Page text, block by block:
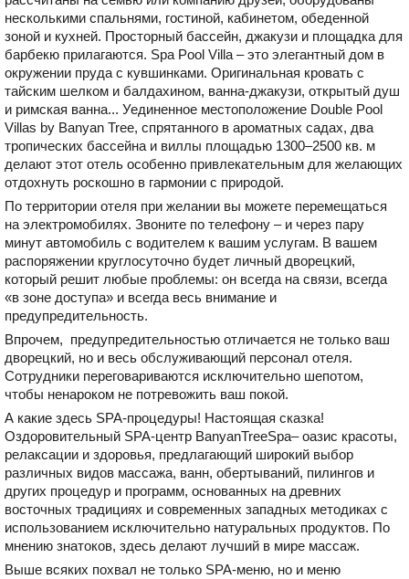
несколькими спальнями, гостиной, кабинетом, обеденной
зоной и кухней. Просторный бассейн, джакузи и площадка для
барбекю прилагаются. Spa Pool Villa – это элегантный дом в
окружении пруда с кувшинками. Оригинальная кровать с
тайским шелком и балдахином, ванна-джакузи, открытый душ
и римская ванна... Уединенное местоположение Double Pool
Villas by Banyan Tree, спрятанного в ароматных садах, два
тропических бассейна и виллы площадью 1300–2500 кв. м
делают этот отель особенно привлекательным для желающих
отдохнуть роскошно в гармонии с природой.
По территории отеля при желании вы можете перемещаться
на электромобилях. Звоните по телефону – и через пару
минут автомобиль с водителем к вашим услугам. В вашем
распоряжении круглосуточно будет личный дворецкий,
который решит любые проблемы: он всегда на связи, всегда
«в зоне доступа» и всегда весь внимание и
предупредительность.
Впрочем, предупредительностью отличается не только ваш
дворецкий, но и весь обслуживающий персонал отеля.
Сотрудники переговариваются исключительно шепотом,
чтобы ненароком не потревожить ваш покой.
А какие здесь SPA-процедуры! Настоящая сказка!
Оздоровительный SPA-центр BanyanTreeSpa– оазис красоты,
релаксации и здоровья, предлагающий широкий выбор
различных видов массажа, ванн, обертываний, пилингов и
других процедур и программ, основанных на древних
восточных традициях и современных западных методиках с
использованием исключительно натуральных продуктов. По
мнению знатоков, здесь делают лучший в мире массаж.
Выше всяких похвал не только SPA-меню, но и меню